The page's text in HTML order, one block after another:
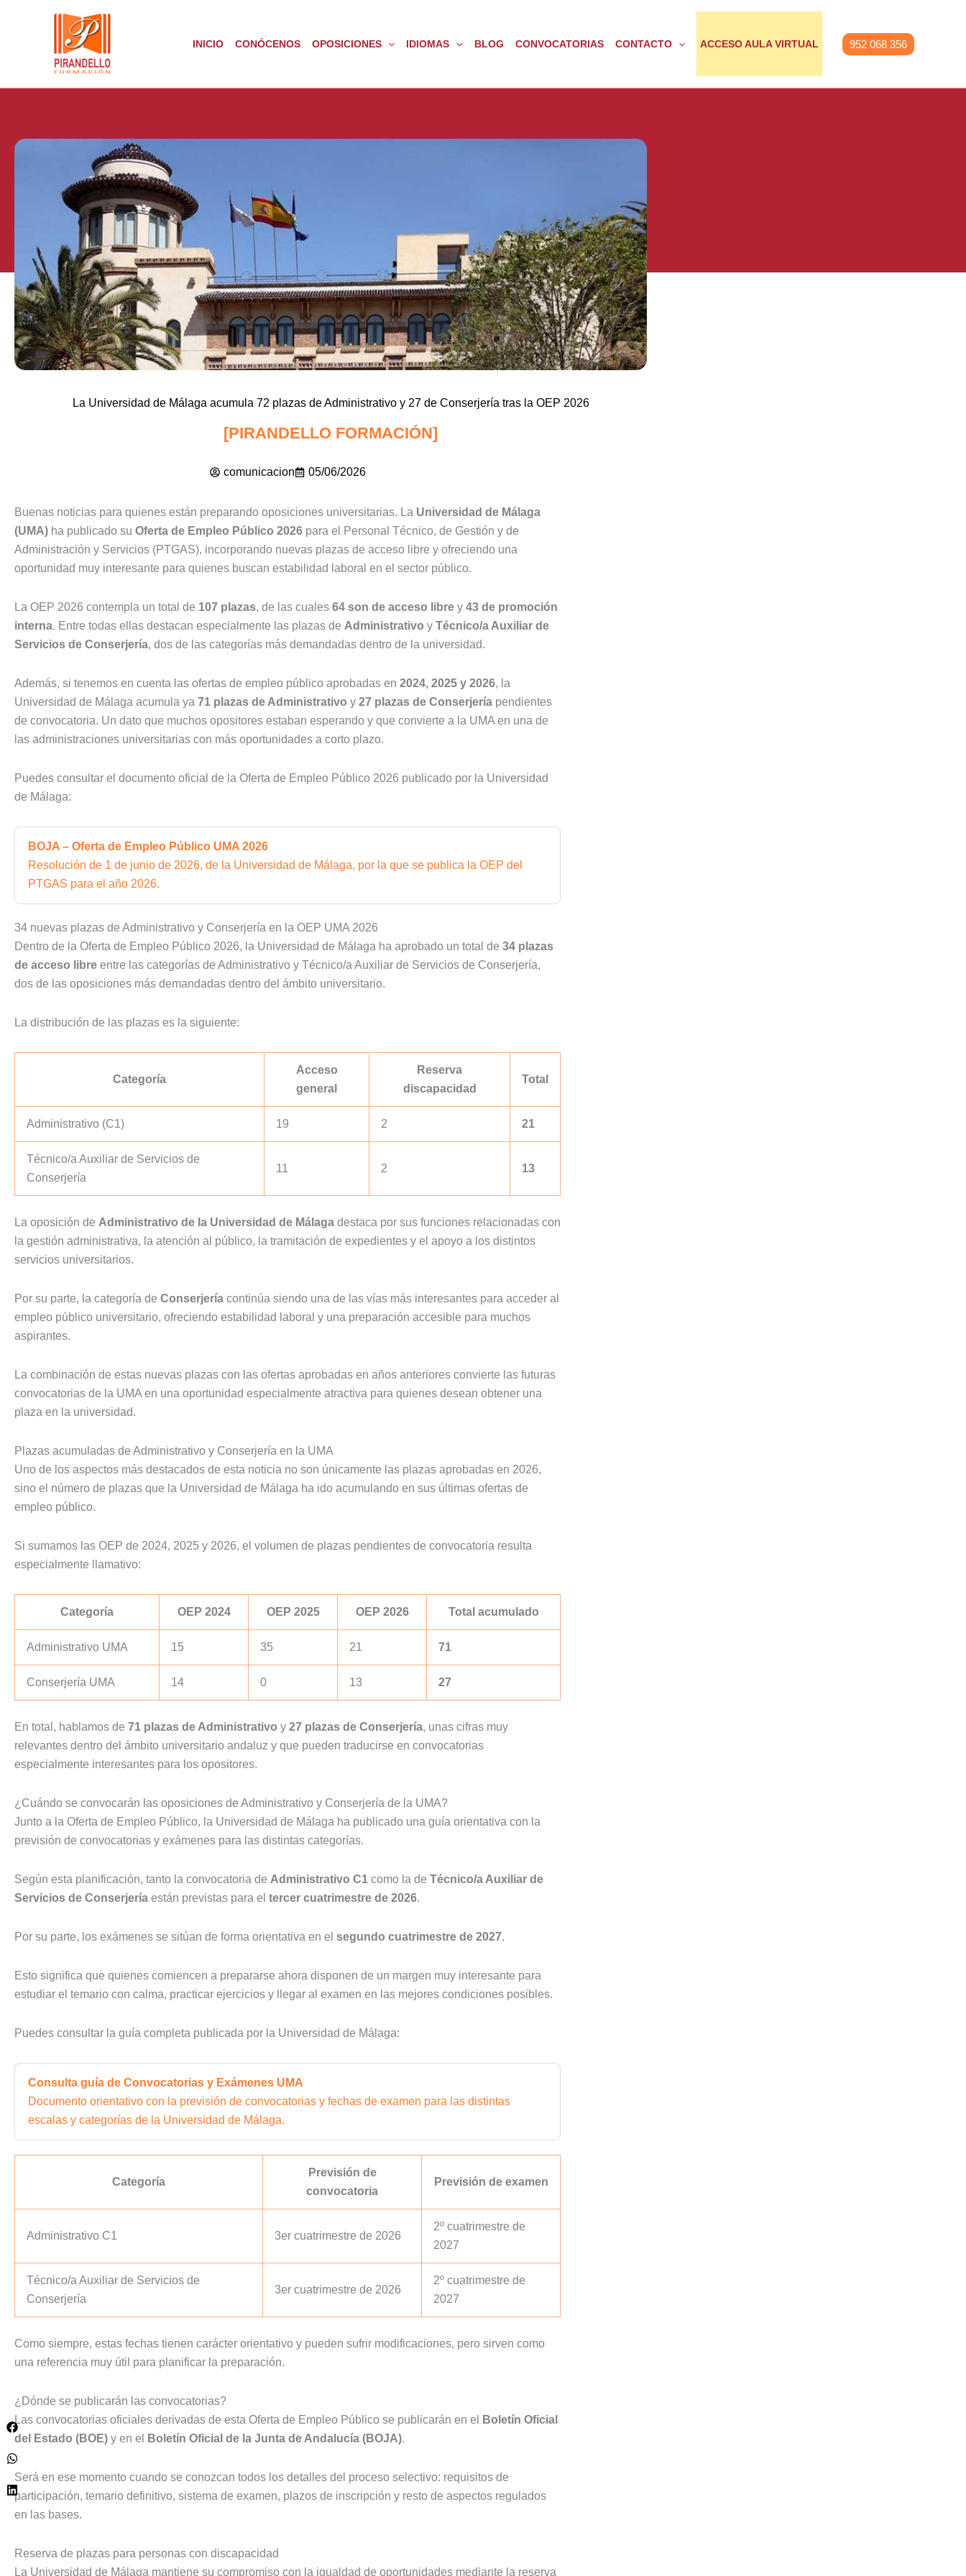
INICIO CONÓCENOS OPOSICIONES IDIOMAS BLOG CONVOCATORIAS CONTACTO ACCESO AULA VIRTUAL 952 068 356
La Universidad de Málaga acumula 72 plazas de Administrativo y 27 de Conserjería tras la OEP 2026
[PIRANDELLO FORMACIÓN]
comunicacion 05/06/2026
Buenas noticias para quienes están preparando oposiciones universitarias. La Universidad de Málaga
(UMA) ha publicado su Oferta de Empleo Público 2026 para el Personal Técnico, de Gestión y de
Administración y Servicios (PTGAS), incorporando nuevas plazas de acceso libre y ofreciendo una
oportunidad muy interesante para quienes buscan estabilidad laboral en el sector público.
La OEP 2026 contempla un total de 107 plazas, de las cuales 64 son de acceso libre y 43 de promoción
interna. Entre todas ellas destacan especialmente las plazas de Administrativo y Técnico/a Auxiliar de
Servicios de Conserjería, dos de las categorías más demandadas dentro de la universidad.
Además, si tenemos en cuenta las ofertas de empleo público aprobadas en 2024, 2025 y 2026, la
Universidad de Málaga acumula ya 71 plazas de Administrativo y 27 plazas de Conserjería pendientes
de convocatoria. Un dato que muchos opositores estaban esperando y que convierte a la UMA en una de
las administraciones universitarias con más oportunidades a corto plazo.
Puedes consultar el documento oficial de la Oferta de Empleo Público 2026 publicado por la Universidad
de Málaga:
BOJA – Oferta de Empleo Público UMA 2026
Resolución de 1 de junio de 2026, de la Universidad de Málaga, por la que se publica la OEP del
PTGAS para el año 2026.
34 nuevas plazas de Administrativo y Conserjería en la OEP UMA 2026
Dentro de la Oferta de Empleo Público 2026, la Universidad de Málaga ha aprobado un total de 34 plazas
de acceso libre entre las categorías de Administrativo y Técnico/a Auxiliar de Servicios de Conserjería,
dos de las oposiciones más demandadas dentro del ámbito universitario.
La distribución de las plazas es la siguiente:
Categoría
Acceso
general
Reserva
discapacidad
Total
Administrativo (C1) 19 2 21
Técnico/a Auxiliar de Servicios de
Conserjería
11 2 13
La oposición de Administrativo de la Universidad de Málaga destaca por sus funciones relacionadas con
la gestión administrativa, la atención al público, la tramitación de expedientes y el apoyo a los distintos
servicios universitarios.
Por su parte, la categoría de Conserjería continúa siendo una de las vías más interesantes para acceder al
empleo público universitario, ofreciendo estabilidad laboral y una preparación accesible para muchos
aspirantes.
La combinación de estas nuevas plazas con las ofertas aprobadas en años anteriores convierte las futuras
convocatorias de la UMA en una oportunidad especialmente atractiva para quienes desean obtener una
plaza en la universidad.
Plazas acumuladas de Administrativo y Conserjería en la UMA
Uno de los aspectos más destacados de esta noticia no son únicamente las plazas aprobadas en 2026,
sino el número de plazas que la Universidad de Málaga ha ido acumulando en sus últimas ofertas de
empleo público.
Si sumamos las OEP de 2024, 2025 y 2026, el volumen de plazas pendientes de convocatoria resulta
especialmente llamativo:
Categoría OEP 2024 OEP 2025 OEP 2026 Total acumulado
Administrativo UMA 15 35 21 71
Conserjería UMA 14 0 13 27
En total, hablamos de 71 plazas de Administrativo y 27 plazas de Conserjería, unas cifras muy
relevantes dentro del ámbito universitario andaluz y que pueden traducirse en convocatorias
especialmente interesantes para los opositores.
¿Cuándo se convocarán las oposiciones de Administrativo y Conserjería de la UMA?
Junto a la Oferta de Empleo Público, la Universidad de Málaga ha publicado una guía orientativa con la
previsión de convocatorias y exámenes para las distintas categorías.
Según esta planificación, tanto la convocatoria de Administrativo C1 como la de Técnico/a Auxiliar de
Servicios de Conserjería están previstas para el tercer cuatrimestre de 2026.
Por su parte, los exámenes se sitúan de forma orientativa en el segundo cuatrimestre de 2027.
Esto significa que quienes comiencen a prepararse ahora disponen de un margen muy interesante para
estudiar el temario con calma, practicar ejercicios y llegar al examen en las mejores condiciones posibles.
Puedes consultar la guía completa publicada por la Universidad de Málaga:
Consulta guía de Convocatorias y Exámenes UMA
Documento orientativo con la previsión de convocatorias y fechas de examen para las distintas
escalas y categorías de la Universidad de Málaga.
Categoría
Previsión de
convocatoria
Previsión de examen
Administrativo C1 3er cuatrimestre de 2026
2º cuatrimestre de
2027
Técnico/a Auxiliar de Servicios de
Conserjería
3er cuatrimestre de 2026
2º cuatrimestre de
2027
Como siempre, estas fechas tienen carácter orientativo y pueden sufrir modificaciones, pero sirven como
una referencia muy útil para planificar la preparación.
¿Dónde se publicarán las convocatorias?
Las convocatorias oficiales derivadas de esta Oferta de Empleo Público se publicarán en el
Boletín Oficial
del Estado (BOE) y en el Boletín Oficial de la Junta de Andalucía (BOJA).
Será en ese momento cuando se conozcan todos los detalles del proceso selectivo: requisitos de
participación, temario definitivo, sistema de examen, plazos de inscripción y resto de aspectos regulados
en las bases.
Reserva de plazas para personas con discapacidad
La Universidad de Málaga mantiene su compromiso con la igualdad de oportunidades mediante la reserva